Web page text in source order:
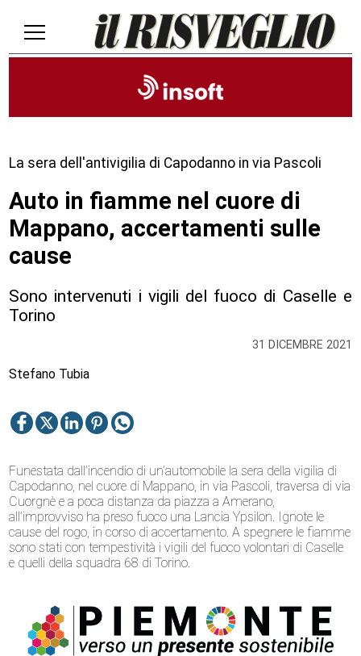
31 DICEMBRE 2021
La sera dell'antivigilia di Capodanno in via Pascoli
Auto in fiamme nel cuore di
Mappano, accertamenti sulle
cause
Sono intervenuti i vigili del fuoco di Caselle e
Torino
Stefano Tubia
Funestata dall’incendio di un’automobile la sera della vigilia di
Capodanno, nel cuore di Mappano, in via Pascoli, traversa di via
Cuorgnè e a poca distanza da piazza a Amerano,
all’improvviso ha preso fuoco una Lancia Ypsilon. Ignote le
cause del rogo, in corso di accertamento. A spegnere le fiamme
sono stati con tempestività i vigili del fuoco volontari di Caselle
e quelli della squadra 68 di Torino.